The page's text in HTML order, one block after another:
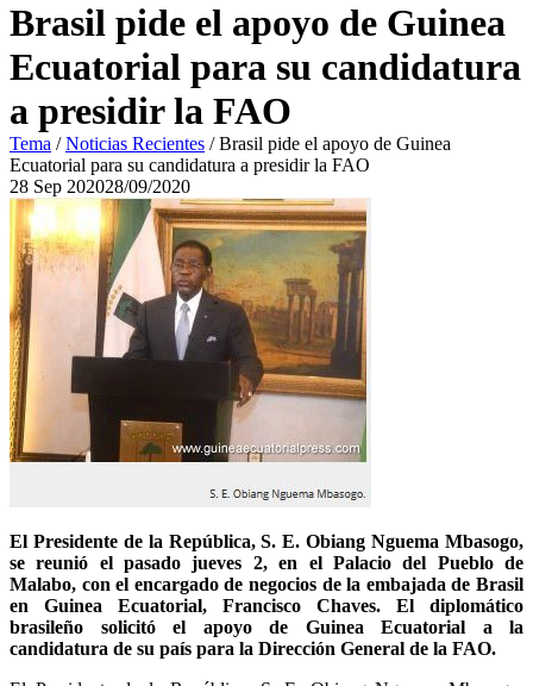
Brasil pide el apoyo de Guinea
Ecuatorial para su candidatura
a presidir la FAO
Tema /Noticias Recientes /Brasil pide el apoyo de Guinea
Ecuatorial para su candidatura a presidir la FAO
28 Sep 202028/09/2020
El Presidente de la República, S. E. Obiang Nguema Mbasogo,
se reunió el pasado jueves 2, en el Palacio del Pueblo de
Malabo, con el encargado de negocios de la embajada de Brasil
en Guinea Ecuatorial, Francisco Chaves. El diplomático
brasileño solicitó el apoyo de Guinea Ecuatorial a la
candidatura de su país para la Dirección General de la FAO.